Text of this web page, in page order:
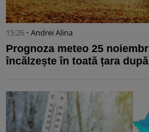
15:26 • Andrei Alina
Prognoza meteo 25
încălzește în toată țara